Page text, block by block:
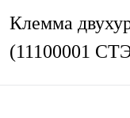
Клемма
(11100001